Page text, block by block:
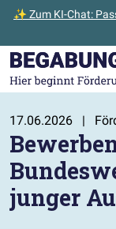
✨ Zum KI-Chat:
Zum Hauptinhalt
Zur Startseite
17.06.2026 |
junger